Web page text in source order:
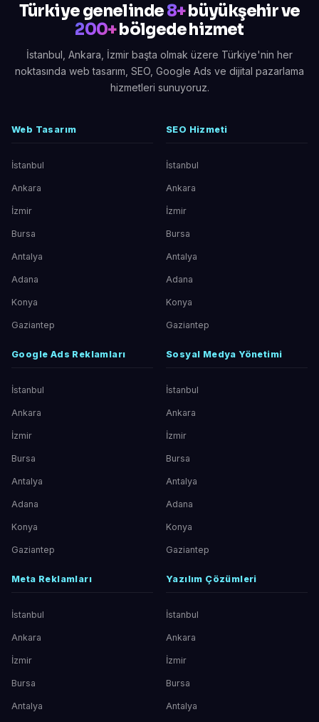
Türkiye genelinde8+büyükşehir ve
200+bölgede hizmet
İstanbul, Ankara, İzmir başta olmak üzere Türkiye'nin her
noktasında web tasarım, SEO, Google Ads ve dijital pazarlama
hizmetleri sunuyoruz.
Web Tasarım
İstanbul
Ankara
İzmir
Bursa
Antalya
Adana
Konya
Gaziantep
SEO Hizmeti
İstanbul
Ankara
İzmir
Bursa
Antalya
Adana
Konya
Gaziantep
Google Ads Reklamları
İstanbul
Ankara
İzmir
Bursa
Antalya
Adana
Konya
Gaziantep
Sosyal Medya Yönetimi
İstanbul
Ankara
İzmir
Bursa
Antalya
Adana
Konya
Gaziantep
Meta Reklamları
İstanbul
Ankara
İzmir
Bursa
Antalya
Yazılım Çözümleri
İstanbul
Ankara
İzmir
Bursa
Antalya